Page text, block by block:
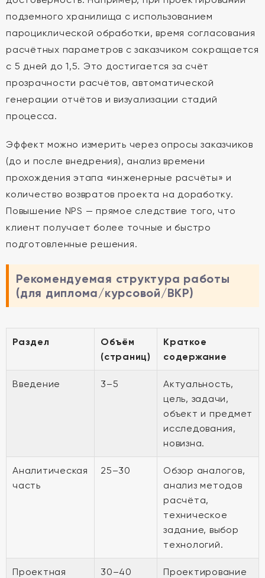
подземного хранилища с использованием
пароциклической обработки, время согласования
расчётных параметров с заказчиком сокращается
с 5 дней до 1,5. Это достигается за счёт
прозрачности расчётов, автоматической
генерации отчётов и визуализации стадий
процесса.
Эффект можно измерить через опросы заказчиков
(до и после внедрения), анализ времени
прохождения этапа «инженерные расчёты» и
количество возвратов проекта на доработку.
Повышение NPS — прямое следствие того, что
клиент получает более точные и быстро
подготовленные решения.
Рекомендуемая структура работы
(для диплома/курсовой/ВКР)
Раздел
Объём
(страниц)
Краткое
содержание
Введение 3–5
Актуальность,
цель, задачи,
объект и предмет
исследования,
новизна.
Аналитическая
часть
25–30
Обзор аналогов,
анализ методов
расчёта,
техническое
задание, выбор
технологий.
Проектная
30–40
Проектирование